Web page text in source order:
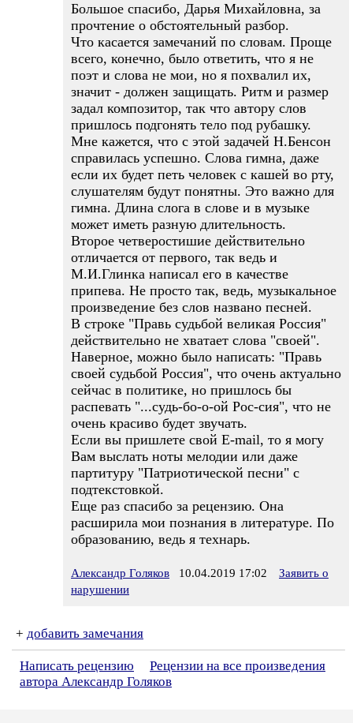
Большое спасибо, Дарья Михайловна, за
прочтение о обстоятельный разбор.
Что касается замечаний по словам. Проще
всего, конечно, было ответить, что я не
поэт и слова не мои, но я похвалил их,
значит - должен защищать. Ритм и размер
задал композитор, так что автору слов
пришлось подгонять тело под рубашку.
Мне кажется, что с этой задачей Н.Бенсон
справилась успешно. Слова гимна, даже
если их будет петь человек с кашей во рту,
слушателям будут понятны. Это важно для
гимна. Длина слога в слове и в музыке
может иметь разную длительность.
Второе четверостишие действительно
отличается от первого, так ведь и
М.И.Глинка написал его в качестве
припева. Не просто так, ведь, музыкальное
произведение без слов названо песней.
В строке "Правь судьбой великая Россия"
действительно не хватает слова "своей".
Наверное, можно было написать: "Правь
своей судьбой Россия", что очень актуально
сейчас в политике, но пришлось бы
распевать "...судь-бо-о-ой Рос-сия", что не
очень красиво будет звучать.
Если вы пришлете свой E-mail, то я могу
Вам выслать ноты мелодии или даже
партитуру "Патриотической песни" с
подтекстовкой.
Еще раз спасибо за рецензию. Она
расширила мои познания в литературе. По
образованию, ведь я технарь.
Александр Голяков 10.04.2019 17:02
Заявить о
нарушении
+ добавить замечания
Написать рецензию
Рецензии на все произведения
автора Александр Голяков